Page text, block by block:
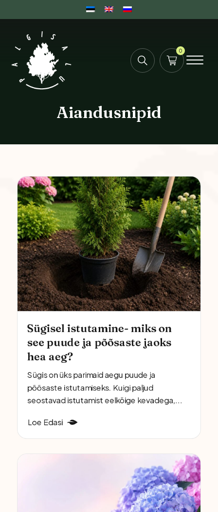
0
Aiandusnipid
Sügisel istutamine- miks on
see puude ja põõsaste jaoks
hea aeg?
Sügis on üks parimaid aegu puude ja
põõsaste istutamiseks. Kuigi paljud
seostavad istutamist eelkõige kevadega,...
Loe Edasi